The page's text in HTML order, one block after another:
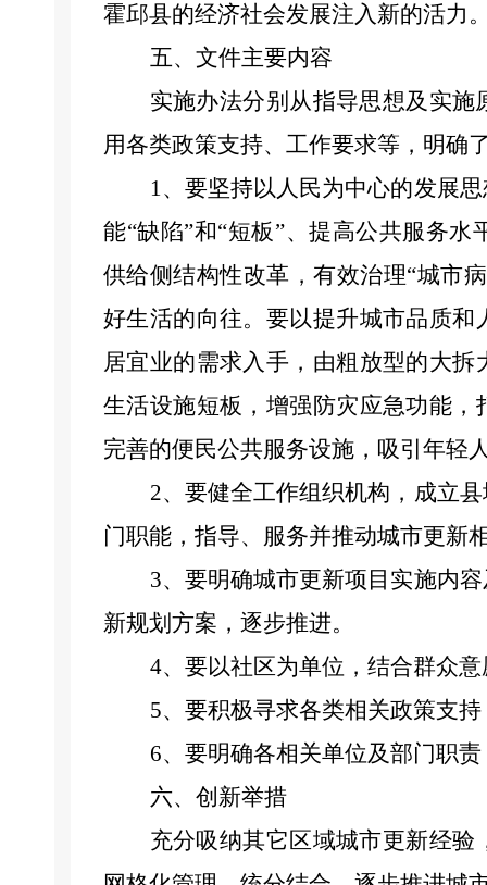
霍邱县的经济社会发展注入新的活力
五、文件主要内容
实施办法分别从指导思想及实施
用各类政策支持、工作要求等， 明确
1、要坚持以人民为中心的发展
能“缺陷”和“短板”、提高公共服务
供给侧结构性改革，有效治理“城市
好生活的向往。 要以提升城市品质和
居宜业的需求入手，由粗放型的大
生活设施短板，增强防灾应急功能
完善的便民公共服务设施，吸引年轻
2、要健全工作组织机构，成立
门职能，指导、服务并推动城市更新
3、要明确城市更新项目实施内
新规划方案，逐步推进。
4、要以社区为单位，结合群众
5、要积极寻求各类相关政策支
6、要明确各相关单位及部门职
六、创新举措
充分吸纳其它区域城市更新经验